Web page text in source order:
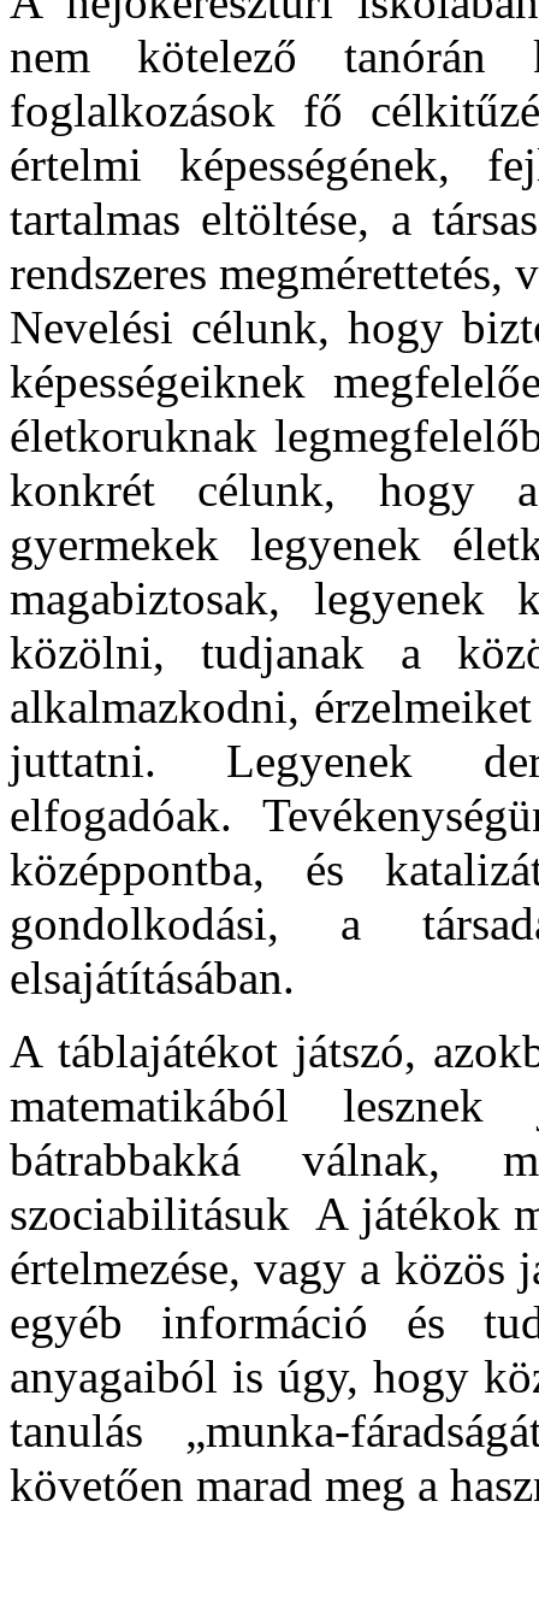
nem kötelező
foglalkozások fő
értelmi képességének,
tartalmas eltöltése, a
rendszeres megmérettetés,
Nevelési célunk, hogy
képességeiknek
életkoruknak
konkrét célunk, hogy
gyermekek legyenek
magabiztosak, legyenek
közölni, tudjanak a
alkalmazkodni,
juttatni. Legyenek
elfogadóak.
középpontba, és
gondolkodási, a
elsajátításában.
A táblajátékot játszó,
matematikából
bátrabbakká válnak,
szociabilitásuk A játékok
értelmezése, vagy a közös
egyéb információ és
anyagaiból is úgy, hogy
tanulás „munka-
követően marad meg a